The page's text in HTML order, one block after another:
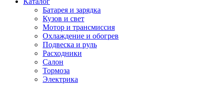
Батарея и зарядка
Кузов и свет
Мотор и трансмиссия
Охлаждение и обогрев
Подвеска и руль
Расходники
Салон
Тормоза
Электрика